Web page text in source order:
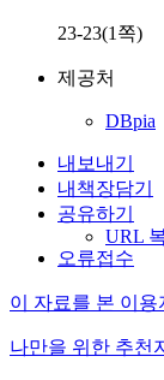
23-23(1쪽)
제공처
DBpia
내보내기
내책장담기
공유하기
URL
오류접수
이 자료를 본 이용
나만을 위한 추천